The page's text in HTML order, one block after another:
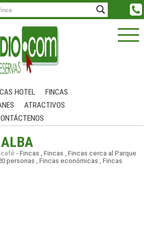
HOTEL
FINCAS
ATRACTIVOS
- Fincas , Fincas , Fincas cerca al Parque
personas , Fincas económicas , Fincas